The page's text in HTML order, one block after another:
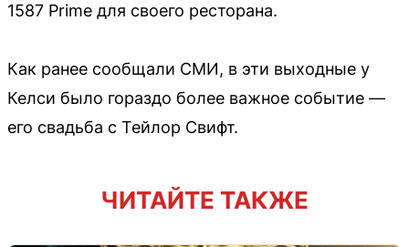
1587 Prime для своего ресторана.
Как ранее сообщали СМИ, в эти выходные у
Келси было гораздо более важное событие —
его свадьба с Тейлор Свифт.
ЧИТАЙТЕ ТАКЖЕ